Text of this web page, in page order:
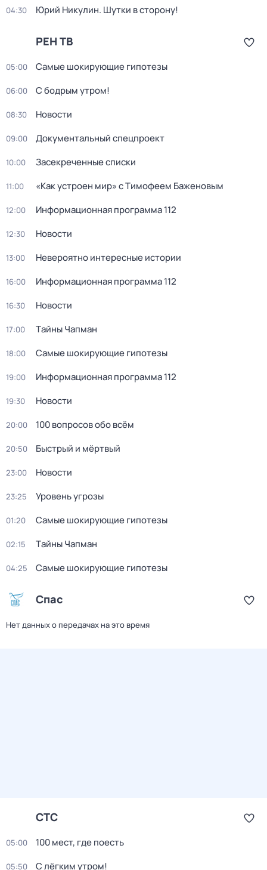
04:30 Юрий Никулин. Шутки в сторону!
РЕН ТВ
05:00 Самые шoкиpующие гипотезы
06:00 С бодрым утром!
08:30 Новости
09:00 Документальный спецпроект
10:00 Заcекрeченные списки
11:00 «Как устроен мир» с Тимофеем Баженовым
12:00 Информационная программа 112
12:30 Новости
13:00 Невероятно интересные истории
16:00 Информационная программа 112
16:30 Новости
17:00 Тaйны Чапман
18:00 Самые шoкиpующие гипотезы
19:00 Информационная программа 112
19:30 Новости
20:00 100 вопросов обо всём
20:50 Быстрый и мёртвый
23:00 Новости
23:25 Уровень угрозы
01:20 Самые шoкиpующие гипотезы
02:15 Тaйны Чапман
04:25 Самые шoкиpующие гипотезы
Спас
Нет данных о передачах на это время
СТС
05:00 100 мест, где поесть
05:50 С лёгким утром!